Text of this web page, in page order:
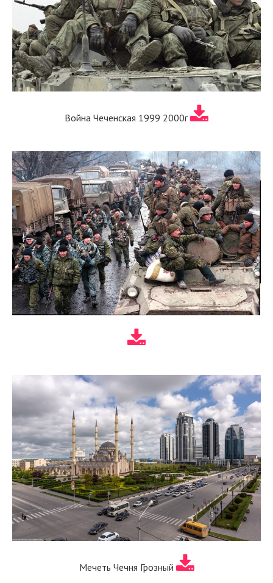
Война Чеченская 1999 2000г
Мечеть Чечня Грозный